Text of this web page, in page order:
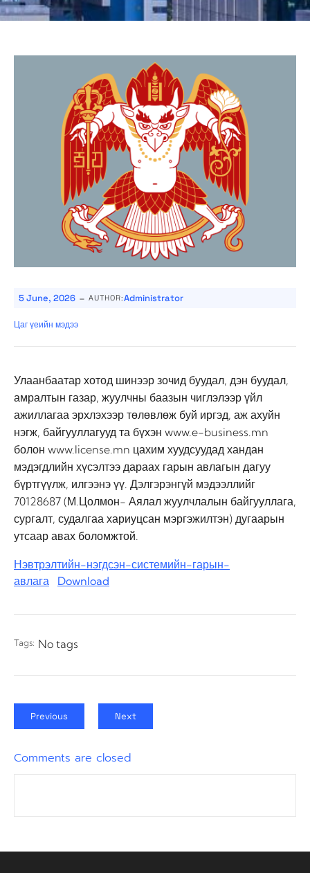
5 June, 2026 - AUTHOR:Administrator
Цаг үеийн мэдээ
Улаанбаатар хотод шинээр зочид буудал, дэн буудал,
амралтын газар, жуулчны баазын чиглэлээр үйл
ажиллагаа эрхлэхээр төлөвлөж буй иргэд, аж ахуйн
нэгж, байгууллагууд та бүхэн www.e-business.mn
болон www.license.mn цахим хуудсуудад хандан
мэдэгдлийн хүсэлтээ дараах гарын авлагын дагуу
бүртгүүлж, илгээнэ үү. Дэлгэрэнгүй мэдээллийг
70128687 (М.Цолмон- Аялал жуулчлалын байгууллага,
сургалт, судалгаа хариуцсан мэргэжилтэн) дугаарын
утсаар авах боломжтой.
Нэвтрэлтийн-нэгдсэн-системийн-гарын-
авлага
Download
Tags: No tags
Previous Next
Comments are closed